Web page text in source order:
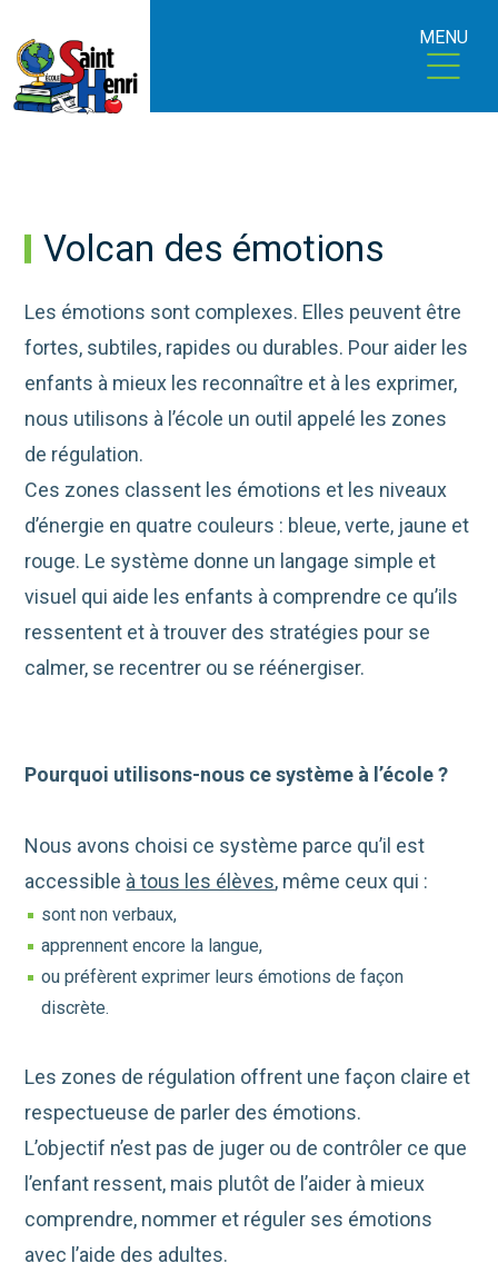
MENU
Volcan des émotions
Les émotions sont complexes. Elles peuvent être
fortes, subtiles, rapides ou durables. Pour aider les
enfants à mieux les reconnaître et à les exprimer,
nous utilisons à l’école un outil appelé les zones
de régulation.
Ces zones classent les émotions et les niveaux
d’énergie en quatre couleurs : bleue, verte, jaune et
rouge. Le système donne un langage simple et
visuel qui aide les enfants à comprendre ce qu’ils
ressentent et à trouver des stratégies pour se
calmer, se recentrer ou se réénergiser.
Pourquoi utilisons-nous ce système à l’école ?
Nous avons choisi ce système parce qu’il est
accessible à tous les élèves, même ceux qui :
sont non verbaux,
apprennent encore la langue,
ou préfèrent exprimer leurs émotions de façon
discrète.
Les zones de régulation offrent une façon claire et
respectueuse de parler des émotions.
L’objectif n’est pas de juger ou de contrôler ce que
l’enfant ressent, mais plutôt de l’aider à mieux
comprendre, nommer et réguler ses émotions
avec l’aide des adultes.